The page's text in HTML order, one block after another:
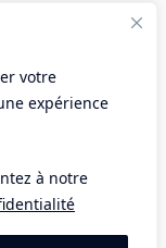
votre
expérience
à notre
Mèze